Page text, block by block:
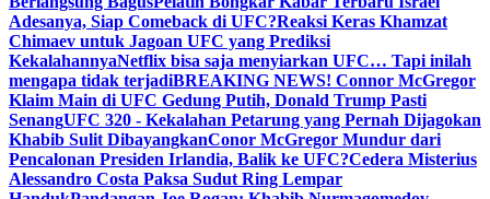
Adesanya, Siap Comeback di UFC?Reaksi Keras Khamzat
Chimaev untuk Jagoan UFC yang Prediksi
KekalahannyaNetflix bisa saja menyiarkan UFC… Tapi inilah
mengapa tidak terjadiBREAKING NEWS! Connor McGregor
Klaim Main di UFC Gedung Putih, Donald Trump Pasti
SenangUFC 320 - Kekalahan Petarung yang Pernah Dijagokan
Khabib Sulit DibayangkanConor McGregor Mundur dari
Pencalonan Presiden Irlandia, Balik ke UFC?Cedera Misterius
Alessandro Costa Paksa Sudut Ring Lempar